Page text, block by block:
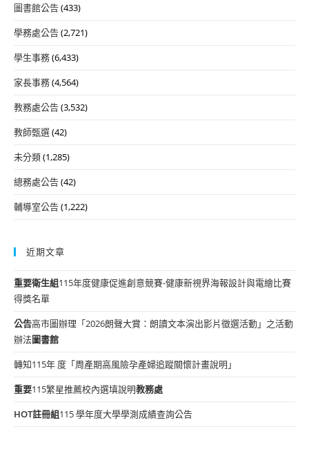
圖書館公告(433)
學務處公告(2,721)
學生事務(6,433)
家長事務(4,564)
教務處公告(3,532)
教師甄選(42)
未分類(1,285)
總務處公告(42)
輔導室公告(1,222)
近期文章
重要衛生組115年度健康促進創意競賽-健康新視界海報設計與電繪比賽
得獎名單
公告高市圖辦理「2026朗聲大賞：朗讀文本演出影片徵選活動」之活動
辦法圖書館
轉知115年 度「周產期高風險孕產婦追蹤關懷計畫說明」
重要115繁星推薦校內選填說明教務處
HOT註冊組115 學年度大學學測成績查詢公告